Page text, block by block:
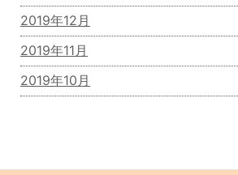
2019年12月
2019年11月
2019年10月